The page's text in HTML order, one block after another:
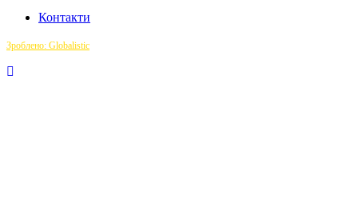
Контакти
Зроблено: Globalistic